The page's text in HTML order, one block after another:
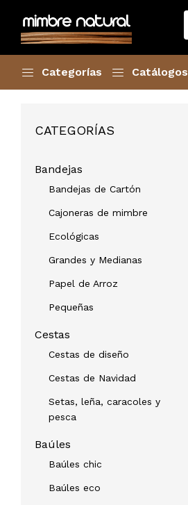
Categorías Catálogos
CATEGORÍAS
Bandejas
Bandejas de Cartón
Cajoneras de mimbre
Ecológicas
Grandes y Medianas
Papel de Arroz
Pequeñas
Cestas
Cestas de diseño
Cestas de Navidad
Setas, leña, caracoles y
pesca
Baúles
Baúles chic
Baúles eco